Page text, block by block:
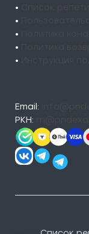
•
•
•
•
•
Email:
РКН: